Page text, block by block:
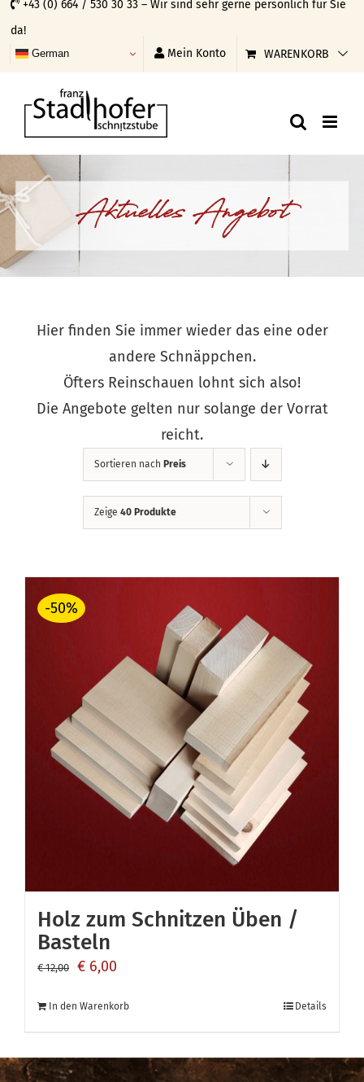
Skip
to
content
+43 (0) 664 / 530 30 33 – Wir sind sehr gerne persönlich für Sie
da!
German Mein Konto WARENKORB
Aktuelles Angebot
Hier finden Sie immer wieder das eine oder
andere Schnäppchen.
Öfters Reinschauen lohnt sich also!
Die Angebote gelten nur solange der Vorrat
reicht.
Sortieren nach Preis
Zeige 40 Produkte
-50%
Holz zum Schnitzen Üben /
Basteln
€12,00
Ursprünglicher
€ 6,00
In den Warenkorb Details